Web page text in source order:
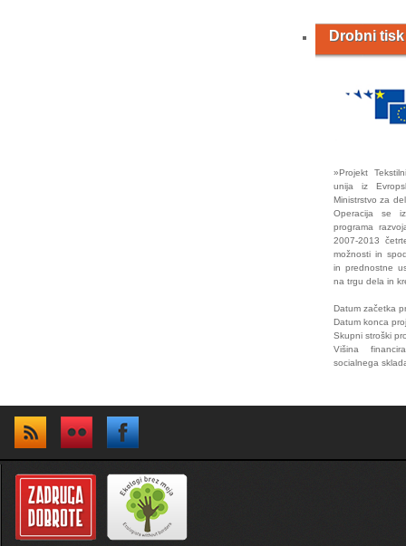
Drobni tisk
»Projekt
unija iz
Ministrstvo za
Operacija se
programa
2007-2013
možnosti in
in prednostne
na trgu dela in
Datum začetka
Datum konca
Skupni stroški
Višina
socialnega